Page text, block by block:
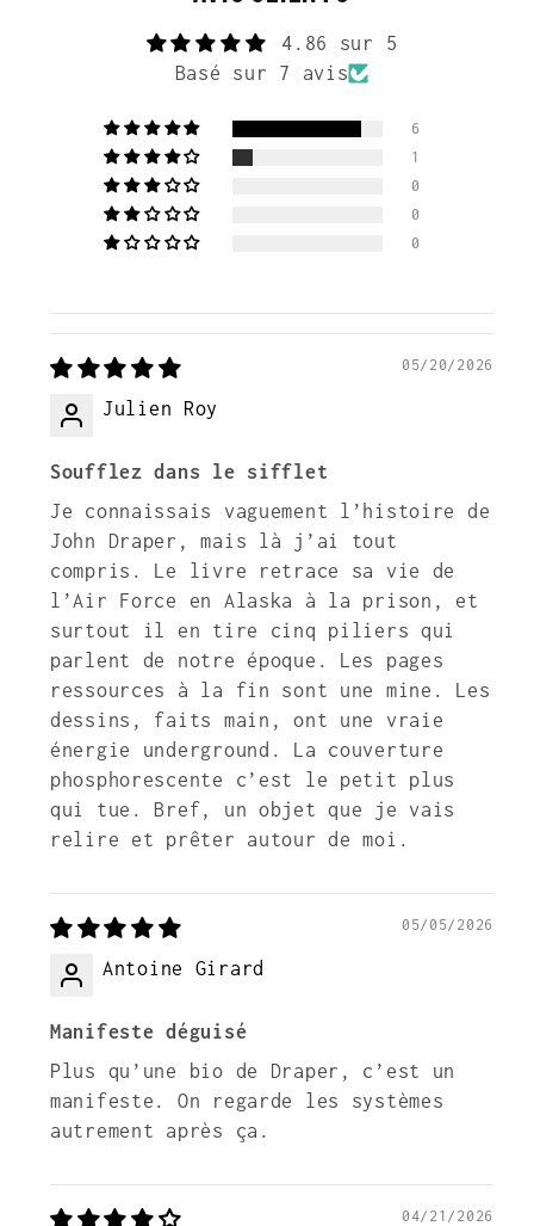
4.86 sur 5
Basé sur 7 avis
6
1
0
0
0
05/20/2026
Julien Roy
Soufflez dans le sifflet
Je connaissais vaguement l’histoire de
John Draper, mais là j’ai tout
compris. Le livre retrace sa vie de
l’Air Force en Alaska à la prison, et
surtout il en tire cinq piliers qui
parlent de notre époque. Les pages
ressources à la fin sont une mine. Les
dessins, faits main, ont une vraie
énergie underground. La couverture
phosphorescente c’est le petit plus
qui tue. Bref, un objet que je vais
relire et prêter autour de moi.
05/05/2026
Antoine Girard
Manifeste déguisé
Plus qu’une bio de Draper, c’est un
manifeste. On regarde les systèmes
autrement après ça.
04/21/2026